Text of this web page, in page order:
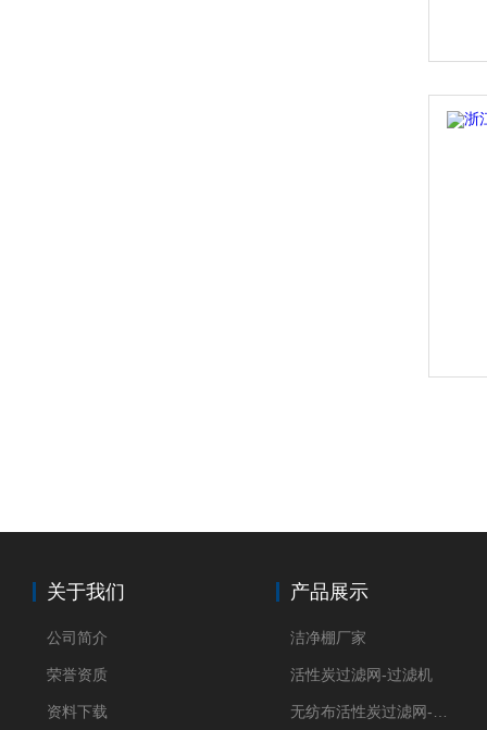
关于我们
公司简介
荣誉资质
资料下载
产品展示
洁净棚厂家
活性炭过滤网-过滤机